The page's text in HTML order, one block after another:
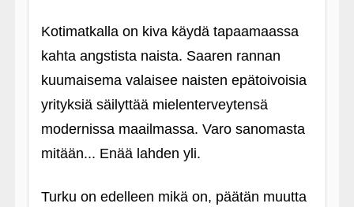
Kotimatkalla on kiva käydä tapaamaassa
kahta angstista naista. Saaren rannan
kuumaisema valaisee naisten epätoivoisia
yrityksiä säilyttää mielenterveytensä
modernissa maailmassa. Varo sanomasta
mitään... Enää lahden yli.
Turku on edelleen mikä on, päätän muutta